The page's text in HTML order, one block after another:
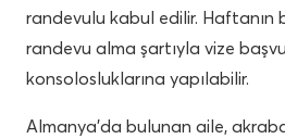
randevulu kabul edilir. Haftanın
randevu alma şartıyla vize
konsolosluklarına yapılabilir.
Almanya’da bulunan aile,